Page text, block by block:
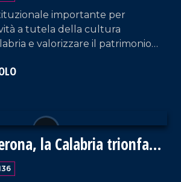
importante per
a tutela della cultura
e valorizzare il patrimonio
sindaco di San Demetrio
la Calabria trionfa